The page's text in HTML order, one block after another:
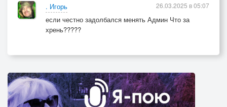
. Игорь
если честно задолбался менять Админ Что за
хрень?????
26.03.2025 в 05:07